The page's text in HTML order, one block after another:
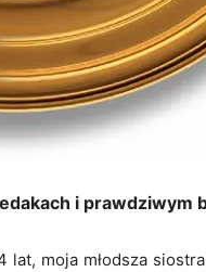
i prawdziwym
moja młodsza